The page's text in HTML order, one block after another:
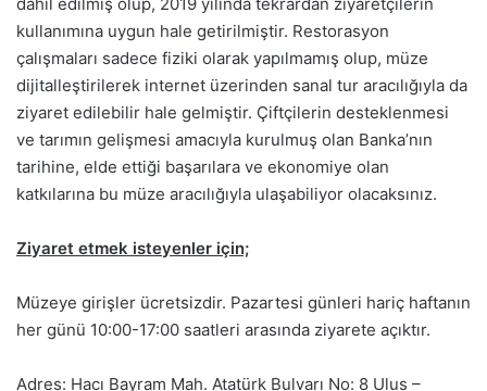
kullanımına uygun hale getirilmiştir. Restorasyon
çalışmaları sadece fiziki olarak yapılmamış olup, müze
dijitalleştirilerek internet üzerinden sanal tur aracılığıyla da
ziyaret edilebilir hale gelmiştir. Çiftçilerin desteklenmesi
ve tarımın gelişmesi amacıyla kurulmuş olan Banka’nın
tarihine, elde ettiği başarılara ve ekonomiye olan
katkılarına bu müze aracılığıyla ulaşabiliyor olacaksınız.
Ziyaret etmek isteyenler için;
Müzeye girişler ücretsizdir. Pazartesi günleri hariç haftanın
her günü 10:00-17:00 saatleri arasında ziyarete açıktır.
Adres: Hacı Bayram Mah. Atatürk Bulvarı No: 8 Ulus –